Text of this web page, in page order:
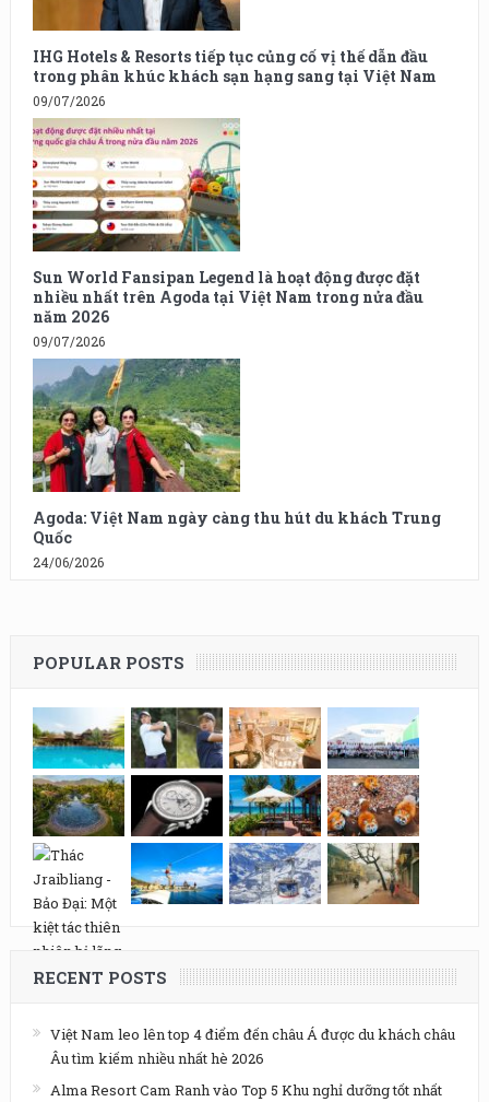
IHG Hotels & Resorts tiếp tục củng cố vị thế dẫn đầu
trong phân khúc khách sạn hạng sang tại Việt Nam
09/07/2026
Sun World Fansipan Legend là hoạt động được đặt
nhiều nhất trên Agoda tại Việt Nam trong nửa đầu
năm 2026
09/07/2026
Agoda: Việt Nam ngày càng thu hút du khách Trung
Quốc
24/06/2026
POPULAR POSTS
RECENT POSTS
Việt Nam leo lên top 4 điểm đến châu Á được du khách châu
Âu tìm kiếm nhiều nhất hè 2026
Alma Resort Cam Ranh vào Top 5 Khu nghỉ dưỡng tốt nhất